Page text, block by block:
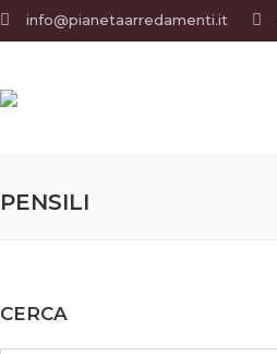
info@pianetaarredamenti.it
PENSILI
CERCA